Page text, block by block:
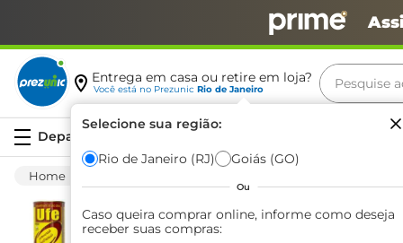
Entrega em casa ou retire em loja?
Você está no Prezunic Rio de Janeiro
Selecione sua região:
Rio de Janeiro (RJ) Goiás (GO)
Ou
Caso queira comprar online, informe como deseja
receber suas compras:
Pesquise
Termos
café